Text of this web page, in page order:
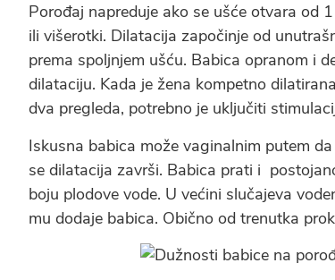
Porođaj napreduje ako se ušće otvara od
ili višerotki. Dilatacija započinje od
prema spoljnjem ušću. Babica opranom i
dilataciju. Kada je žena kompetno
dva pregleda, potrebno je uključiti
Iskusna babica može vaginalnim putem
se dilatacija završi. Babica prati i
boju plodove vode. U većini slučajeva
mu dodaje babica. Obično od trenutka